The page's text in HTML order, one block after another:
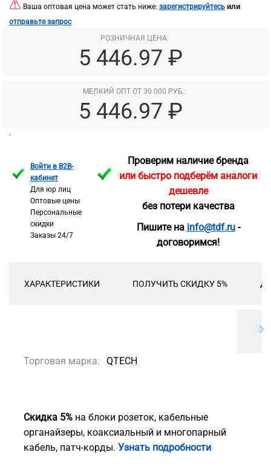
Ваша оптовая цена может стать ниже: зарегистрируйтесь или
отправьте запрос
РОЗНИЧНАЯ ЦЕНА:
5 446.97 ₽
МЕЛКИЙ ОПТ ОТ 30 000 РУБ.:
5 446.97 ₽
Войти в B2B-
кабинет
Для юр лиц
Оптовые цены
Персональные
скидки
Заказы 24/7
Проверим наличие бренда
или быстро подберём аналоги
дешевле
без потери качества
Пишите на info@tdf.ru-
договоримся!
ХАРАКТЕРИСТИКИ ПОЛУЧИТЬ СКИДКУ 5%
Торговая марка: QTECH
Скидка 5% на блоки розеток, кабельные
органайзеры, коаксиальный и многопарный
кабель, патч-корды. Узнать подробности